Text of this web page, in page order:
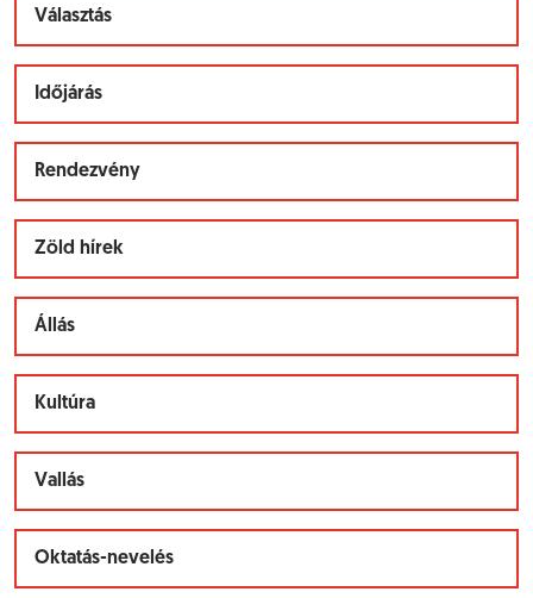
Választás
Időjárás
Rendezvény
Zöld hírek
Állás
Kultúra
Vallás
Oktatás-nevelés